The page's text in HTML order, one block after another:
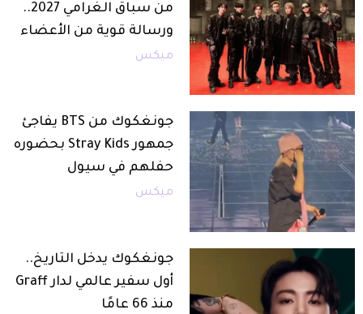
من سباق الغرامي 2027..
ورسالة قوية من الأعضاء
ميكس
جونغكوك من BTS يفاجئ
جمهور Stray Kids بحضوره
حفلهم في سيول
ميكس
جونغكوك يدخل التاريخ..
أول سفير عالمي لدار Graff
منذ 66 عامًا